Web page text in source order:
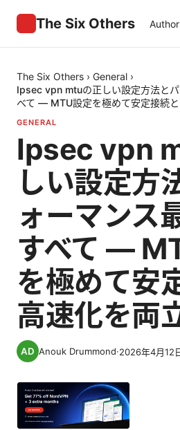
The Six Others
The Six Others › General ›
Ipsec vpn mtuの正しい設定方法と
べて — MTU設定を極めて安定接続
GENERAL
Ipsec vpn
しい設定方
ォーマンス
すべて —
を極めて安
高速化を両
Anouk Drummond·2026年4月12